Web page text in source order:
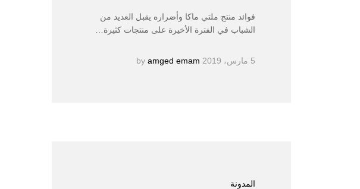
فوائد منتج ملتي ماكا وأضراره يقبل العديد من
الشباب في الفترة الأخيرة على منتجات كثيرة…
5 مارس، 2019 amged emam
المدونة